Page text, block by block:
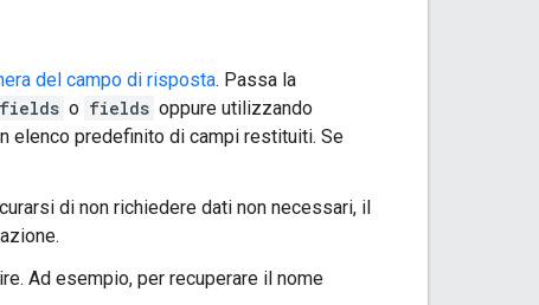
del campo di risposta. Passa la
o fields oppure utilizzando
elenco predefinito di campi restituiti. Se
di non richiedere dati non necessari, il
Ad esempio, per recuperare il nome